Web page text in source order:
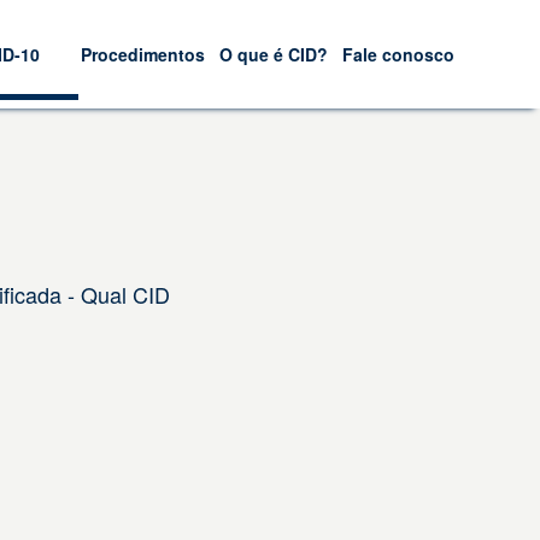
10 Procedimentos O que é CID? Fale conosco
- Qual CID